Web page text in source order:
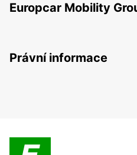
Europcar Mobility
Právní informace